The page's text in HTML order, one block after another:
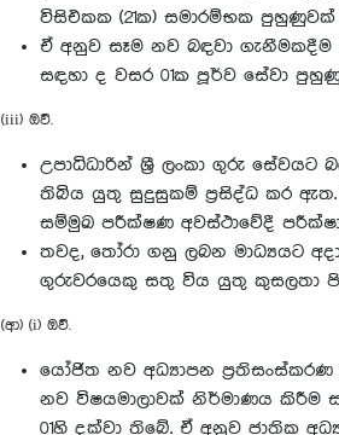
විසිඑකක (21ක) සමාරම්භක පුහුණුවක්
ඒ අනුව සෑම නව බඳවා ගැනීමකදීම
සඳහා ද වසර 01ක පූර්ව සේවා
(iii) ඔව්.
උපාධිධාරින් ශ්‍රී ලංකා ගුරු
තිබිය යුතු සුදුසුකම් ප්‍රසිද්ධ කර
සම්මුඛ පරීක්ෂණ අවස්ථාවේදී
තවද, තෝරා ගනු ලබන මාධ්‍යයට
ගුරුවරයෙකු සතු විය යුතු කුසලතා
(ආ) (i) ඔව්.
යෝජිත නව අධ්‍යාපන
නව විෂයමාලාවක් නිර්මාණය කිරීම
01හි දක්වා තිබේ. ඒ අනුව ජාතික